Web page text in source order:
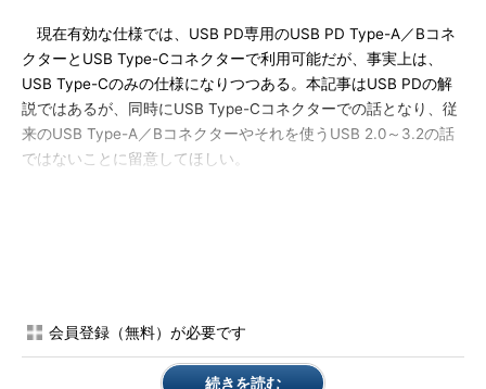
現在有効な仕様では、USB PD専用のUSB PD Type-A／Bコネ
クターとUSB Type-Cコネクターで利用可能だが、事実上は、
USB Type-Cのみの仕様になりつつある。本記事はUSB PDの解
説ではあるが、同時にUSB Type-Cコネクターでの話となり、従
来のUSB Type-A／Bコネクターやそれを使うUSB 2.0～3.2の話
ではないことに留意してほしい。
3.2、USB Battery Charge（以下USB-BC）とも独立しており、
会員登録（無料）が必要です
続きを読む